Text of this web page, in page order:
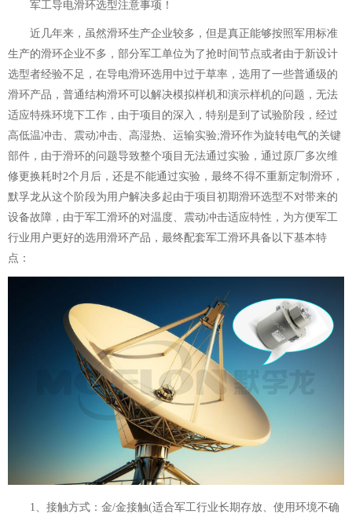
军工导电滑环选型注意事项！
近几年来，虽然滑环生产企业较多，但是真正能够按照军用标准
生产的滑环企业不多，部分军工单位为了抢时间节点或者由于新设计
选型者经验不足，在导电滑环选用中过于草率，选用了一些普通级的
滑环产品，普通结构滑环可以解决模拟样机和演示样机的问题，无法
适应特殊环境下工作，由于项目的深入，特别是到了试验阶段，经过
高低温冲击、震动冲击、高湿热、运输实验;滑环作为旋转电气的关键
部件，由于滑环的问题导致整个项目无法通过实验，通过原厂多次维
修更换耗时2个月后，还是不能通过实验，最终不得不重新定制滑环，
默孚龙从这个阶段为用户解决多起由于项目初期滑环选型不对带来的
设备故障，由于军工滑环的对温度、震动冲击适应特性，为方便军工
行业用户更好的选用滑环产品，最终配套军工滑环具备以下基本特
点：
1、接触方式：金/金接触(适合军工行业长期存放、使用环境不确